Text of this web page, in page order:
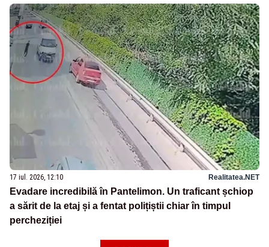
17 iul. 2026, 12:10 Realitatea.NET
Evadare incredibilă în Pantelimon. Un traficant șchiop
a sărit de la etaj și a fentat polițiștii chiar în timpul
percheziției